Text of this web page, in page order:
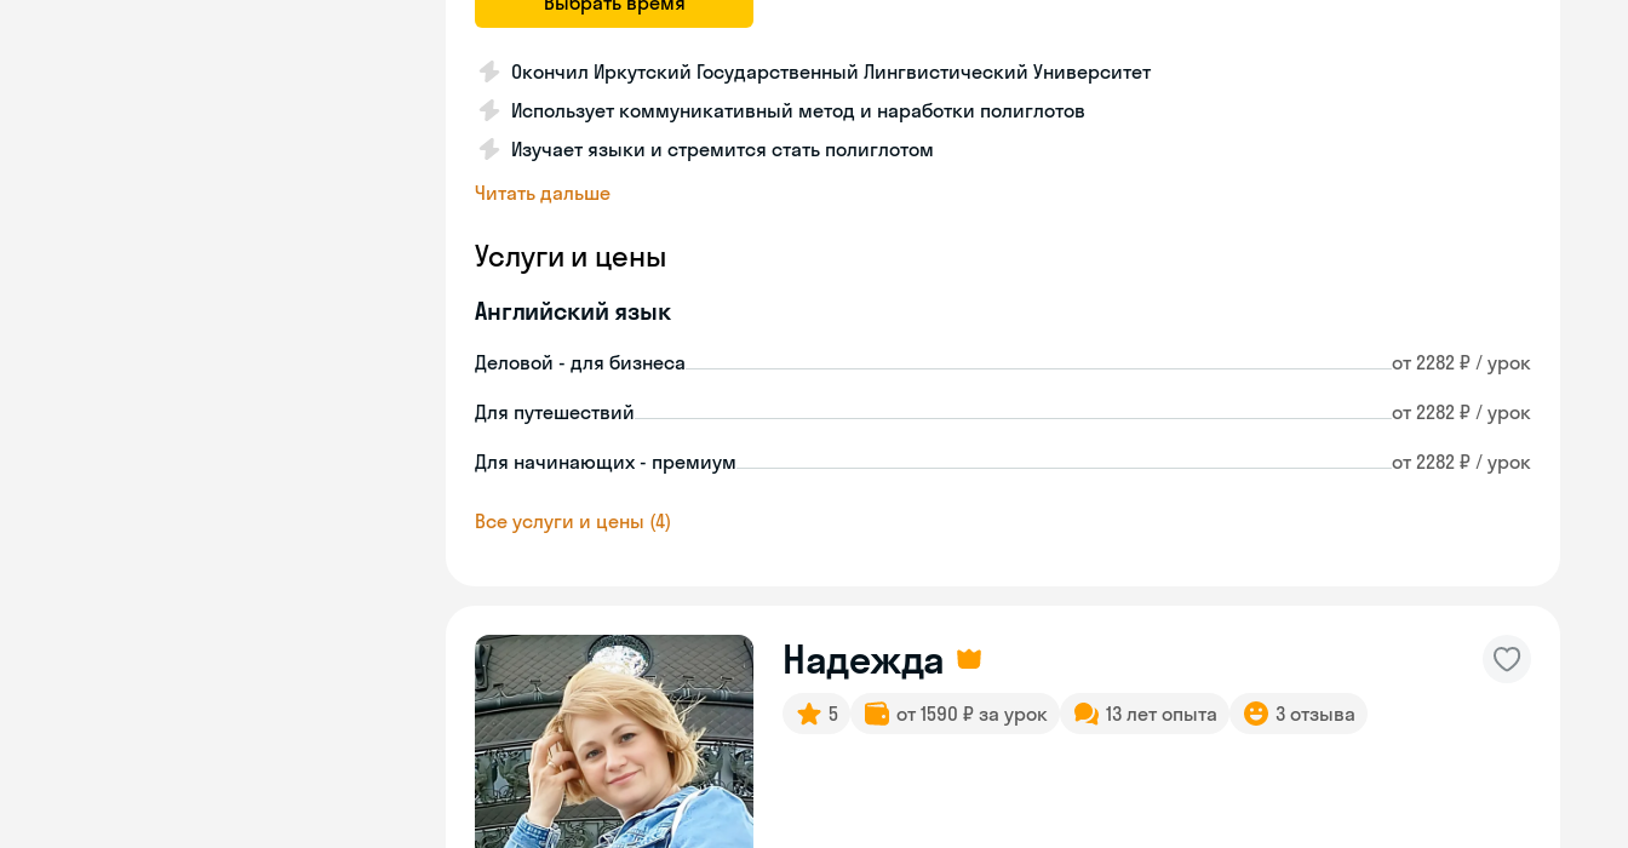
Окончил Иркутский Государственный Лингвистический Университет
Использует коммуникативный метод и наработки полиглотов
Изучает языки и стремится стать полиглотом
Читать дальше
Услуги и цены
Английский язык
Деловой - для бизнеса от 2282 ₽ / урок
Для путешествий от 2282 ₽ / урок
Для начинающих - премиум от 2282 ₽ / урок
Все услуги и цены (4)
Надежда
5 от 1590 ₽ за урок 13 лет опыта 3 отзыва